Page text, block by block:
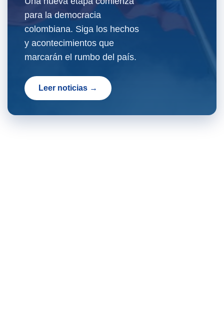
para la democracia
colombiana. Siga los hechos
y acontecimientos que
marcarán el rumbo del país.
Leer noticias →